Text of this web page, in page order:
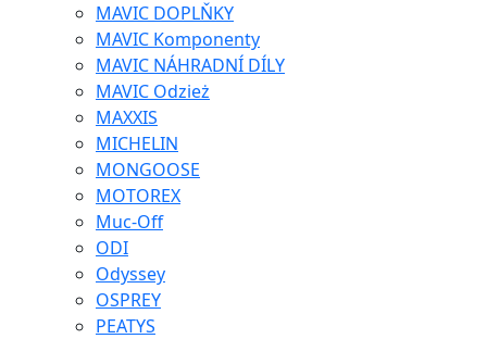
MAVIC DOPLŇKY
MAVIC Komponenty
MAVIC NÁHRADNÍ DÍLY
MAVIC Odzież
MAXXIS
MICHELIN
MONGOOSE
MOTOREX
Muc-Off
ODI
Odyssey
OSPREY
PEATYS